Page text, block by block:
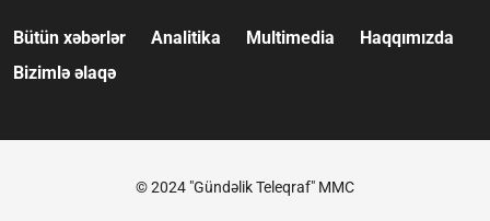
Bütün xəbərlər Analitika Multimedia
Haqqımızda
Bizimlə əlaqə
© 2024 "Gündəlik Teleqraf" MMC